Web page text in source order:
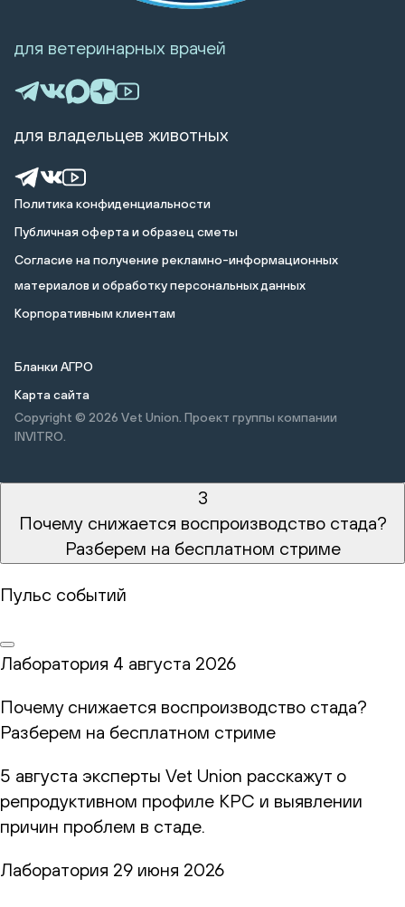
Политика конфиденциальности
Публичная оферта и образец сметы
Cогласие на получение рекламно-информационных
материалов и обработку персональных данных
Корпоративным клиентам
Бланки АГРО
Карта сайта
Copyright © 2026 Vet Union. Проект группы компании
INVITRO.
для ветеринарных врачей
для владельцев животных
3
Почему снижается воспроизводство стада?
Разберем на бесплатном стриме
Пульс событий
Лаборатория 4 августа 2026
Почему снижается воспроизводство стада?
Разберем на бесплатном стриме
5 августа эксперты Vet Union расскажут о
репродуктивном профиле КРС и выявлении
причин проблем в стаде.
Лаборатория 29 июня 2026